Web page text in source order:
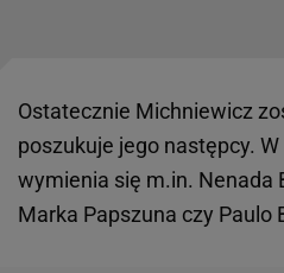
Ostatecznie Michniewicz
poszukuje jego następcy.
wymienia się m.in. Nenada
Marka Papszuna czy Paulo